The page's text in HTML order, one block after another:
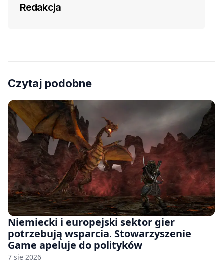
Redakcja
Czytaj podobne
Niemiecki i europejski sektor gier
potrzebują wsparcia. Stowarzyszenie
Game apeluje do polityków
7 sie 2026